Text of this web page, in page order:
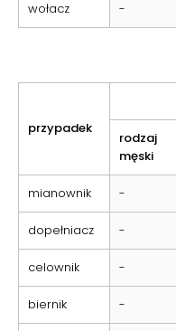
wołacz -
przypadek
rodzaj
męski
mianownik -
dopełniacz -
celownik -
biernik -